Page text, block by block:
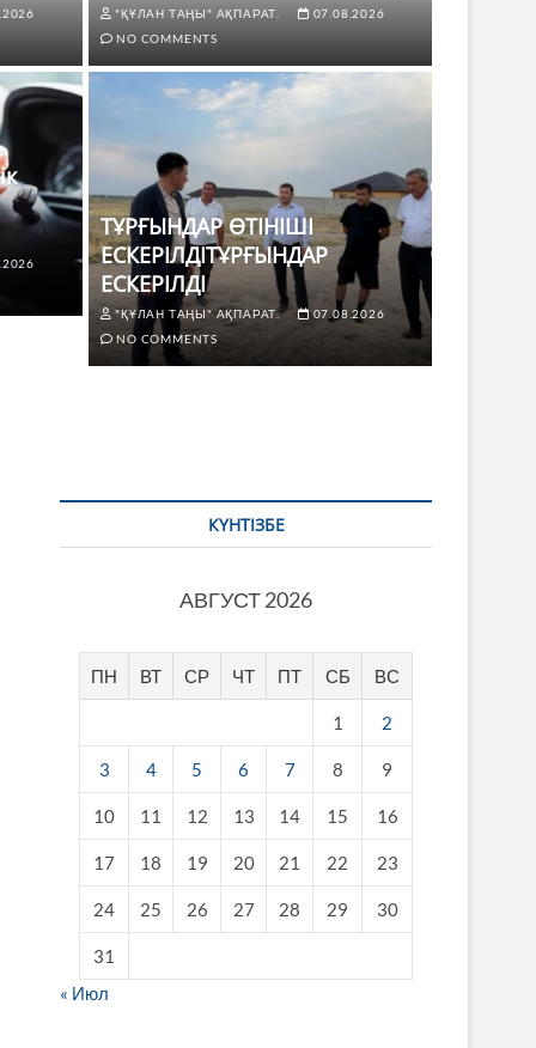
жүргізушілері үшін не
NO COMMENTS
"ҚҰЛАН ТАҢЫ" АҚПАРАТ.
07.08.2026
NO COMMENTS
ТҰРҒЫНДАР ӨТІНІШІ
ЕСКЕРІЛДІТҰРҒЫНДАР
ЕСКЕРІЛДІ
"ҚҰЛАН ТАҢЫ" АҚПАРАТ.
07.08.2026
NO COMMENTS
КҮНТІЗБЕ
АВГУСТ 2026
ПН ВТ СР ЧТ ПТ СБ ВС
1 2
3 4 5 6 7 8 9
10 11 12 13 14 15 16
17 18 19 20 21 22 23
24 25 26 27 28 29 30
31
« Июл